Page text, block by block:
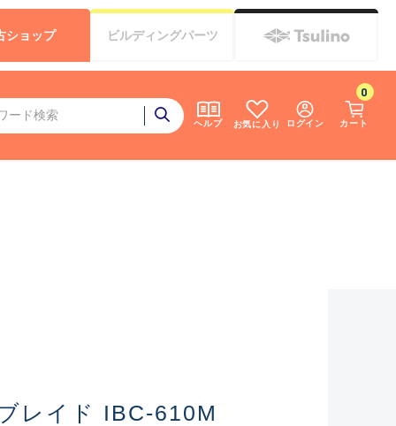
ヘルプ お気に入り ログイン カート
0
ショップ ビルディングパーツ
レイド IBC-610M